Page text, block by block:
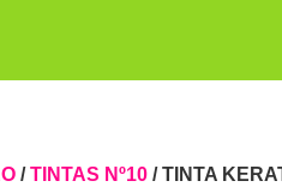
/TINTAS Nº10/ TINTA